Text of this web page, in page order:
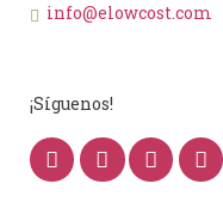
info@elowcost.com
¡Síguenos!